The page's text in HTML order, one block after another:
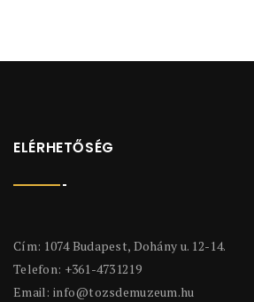
ELÉRHETŐSÉG
Cím: 1074 Budapest, Dohány u. 12-14.
Telefon: +361-4731219
Email: info@tozsdemuzeum.hu